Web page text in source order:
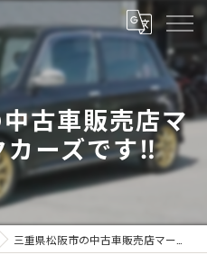
古車販売店マ
カーズです‼️
三重県松阪市の中古車販売店マーヴェリックカーズです‼️